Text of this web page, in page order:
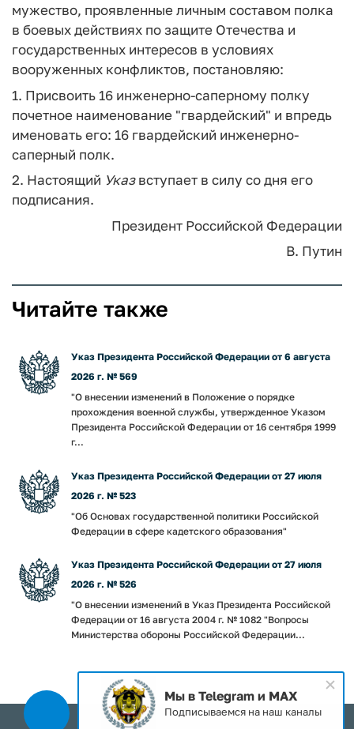
мужество, проявленные личным составом полка
в боевых действиях по защите Отечества и
государственных интересов в условиях
вооруженных конфликтов, постановляю:
1. Присвоить 16 инженерно-саперному полку
почетное наименование "гвардейский" и впредь
именовать его: 16 гвардейский инженерно-
саперный полк.
2. Настоящий Указвступает в силу со дня его
подписания.
Президент Российской Федерации
В. Путин
Читайте также
Указ Президента Российской Федерации от 6 августа
2026 г. № 569
"О внесении изменений в Положение о порядке
прохождения военной службы, утвержденное Указом
Президента Российской Федерации от 16 сентября 1999
г...
Указ Президента Российской Федерации от 27 июля
2026 г. № 523
"Об Основах государственной политики Российской
Федерации в сфере кадетского образования"
Указ Президента Российской Федерации от 27 июля
2026 г. № 526
"О внесении изменений в Указ Президента Российской
Федерации от 16 августа 2004 г. № 1082 "Вопросы
Министерства обороны Российской Федерации...
Мы в Telegram и MAX
Подписываемся на наш каналы